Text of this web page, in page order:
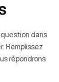
question dans
Remplissez
répondrons